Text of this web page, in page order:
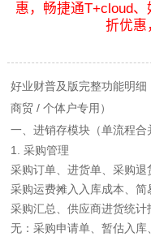
惠，畅捷通T+cloud
折优惠
好业财普及版完整功能明
商贸 / 个体户专用）
一、进销存模块（单流程合
1. 采购管理
采购订单、进货单、采购退
采购运费摊入入库成本、简
采购汇总、供应商进货统计
无：采购申请单、暂估入